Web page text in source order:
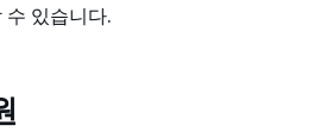
수 있습니다.